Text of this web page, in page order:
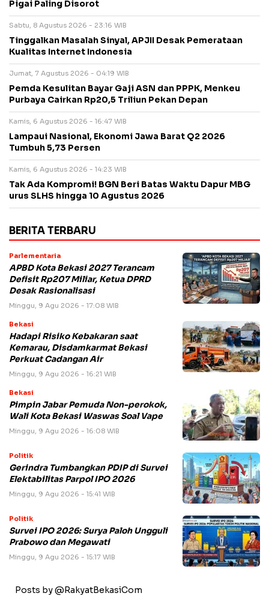
Pigai Paling Disorot
Sabtu, 8 Agustus 2026 - 23:16 WIB
Tinggalkan Masalah Sinyal, APJII Desak Pemerataan
Kualitas Internet Indonesia
Jumat, 7 Agustus 2026 - 04:19 WIB
Pemda Kesulitan Bayar Gaji ASN dan PPPK, Menkeu
Purbaya Cairkan Rp20,5 Triliun Pekan Depan
Kamis, 6 Agustus 2026 - 16:47 WIB
Lampaui Nasional, Ekonomi Jawa Barat Q2 2026
Tumbuh 5,73 Persen
Kamis, 6 Agustus 2026 - 14:23 WIB
Tak Ada Kompromi! BGN Beri Batas Waktu Dapur MBG
urus SLHS hingga 10 Agustus 2026
BERITA TERBARU
Parlementaria
APBD Kota Bekasi 2027 Terancam
Defisit Rp207 Miliar, Ketua DPRD
Desak Rasionalisasi
Minggu, 9 Agu 2026 - 17:08 WIB
Bekasi
Hadapi Risiko Kebakaran saat
Kemarau, Disdamkarmat Bekasi
Perkuat Cadangan Air
Minggu, 9 Agu 2026 - 16:21 WIB
Bekasi
Pimpin Jabar Pemuda Non-perokok,
Wali Kota Bekasi Waswas Soal Vape
Minggu, 9 Agu 2026 - 16:08 WIB
Politik
Gerindra Tumbangkan PDIP di Survei
Elektabilitas Parpol IPO 2026
Minggu, 9 Agu 2026 - 15:41 WIB
Politik
Survei IPO 2026: Surya Paloh Ungguli
Prabowo dan Megawati
Minggu, 9 Agu 2026 - 15:17 WIB
Posts by @RakyatBekasiCom